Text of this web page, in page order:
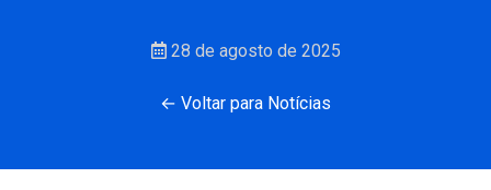
28 de agosto de 2025
← Voltar para Notícias